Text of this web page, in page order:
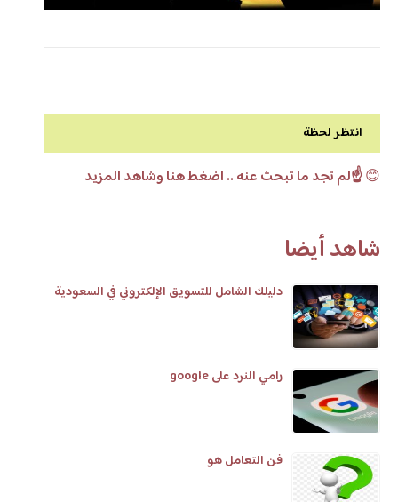
انتظر لحظة
😊☝️لم تجد ما تبحث عنه .. اضغط هنا وشاهد المزيد
شاهد أيضا
دليلك الشامل للتسويق الإلكتروني في السعودية
رامي النرد على google
فن التعامل هو